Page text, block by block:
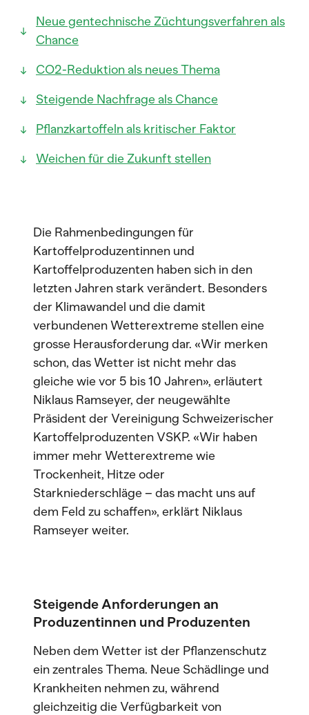
Neue gentechnische Züchtungsverfahren als
Chance
CO2-Reduktion als neues Thema
Steigende Nachfrage als Chance
Pflanzkartoffeln als kritischer Faktor
Weichen für die Zukunft stellen
Die Rahmenbedingungen für
Kartoffelproduzentinnen und
Kartoffelproduzenten haben sich in den
letzten Jahren stark verändert. Besonders
der Klimawandel und die damit
verbundenen Wetterextreme stellen eine
grosse Herausforderung dar. «Wir merken
schon, das Wetter ist nicht mehr das
gleiche wie vor 5 bis 10 Jahren», erläutert
Niklaus Ramseyer, der neugewählte
Präsident der Vereinigung Schweizerischer
Kartoffelproduzenten VSKP. «Wir haben
immer mehr Wetterextreme wie
Trockenheit, Hitze oder
Starkniederschläge – das macht uns auf
dem Feld zu schaffen», erklärt Niklaus
Ramseyer weiter.
Steigende Anforderungen an
Produzentinnen und Produzenten
Neben dem Wetter ist der Pflanzenschutz
ein zentrales Thema. Neue Schädlinge und
Krankheiten nehmen zu, während
gleichzeitig die Verfügbarkeit von